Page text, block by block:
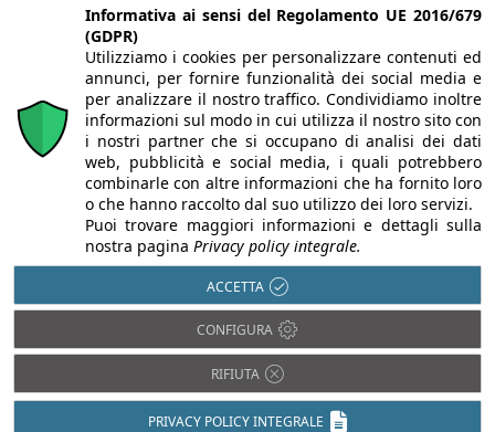
Chi siamo Autori Per la tua pubblicità
Iscriviti alla
newsletter
Infobuild è testata registrata presso il Tribunale di Milano al n° 63
dell’8/3/2013 - ISSN 2282-2267
© 2000-2026 Infoweb srl - P.IVA 13155920153 - Tutti i diritti
riservati |Privacy
Informativa ai sensi del Regolamento UE 2016/679
(GDPR)
Utilizziamo i cookies per personalizzare contenuti ed
annunci, per fornire funzionalità dei social media e
per analizzare il nostro traffico. Condividiamo inoltre
informazioni sul modo in cui utilizza il nostro sito con
i nostri partner che si occupano di analisi dei dati
web, pubblicità e social media, i quali potrebbero
combinarle con altre informazioni che ha fornito loro
o che hanno raccolto dal suo utilizzo dei loro servizi.
Puoi trovare maggiori informazioni e dettagli sulla
nostra pagina Privacy policy integrale.
ACCETTA
CONFIGURA
RIFIUTA
PRIVACY POLICY INTEGRALE